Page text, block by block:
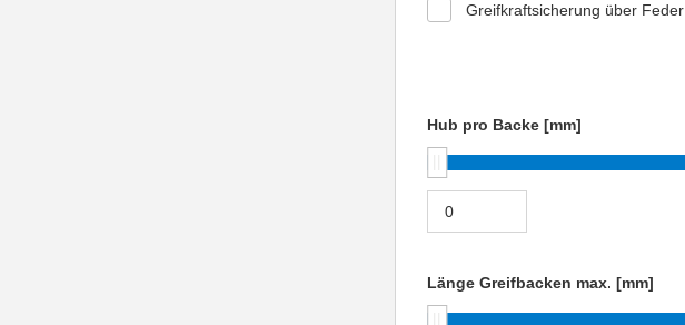
Greifkraftsicherung über Feder
Hub pro Backe [mm]
Länge Greifbacken max. [mm]